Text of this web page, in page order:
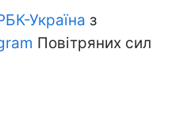
Україна з
Повітряних сил